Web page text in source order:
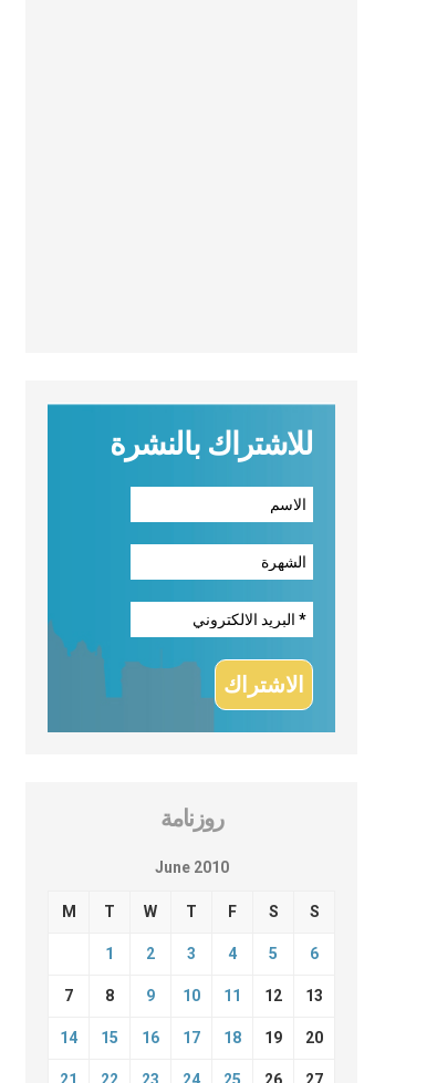
للاشتراك بالنشرة
روزنامة
June 2010
M T W T F S S
1 2 3 4 5 6
7 8 9 10 11 12 13
14 15 16 17 18 19 20
21 22 23 24 25 26 27